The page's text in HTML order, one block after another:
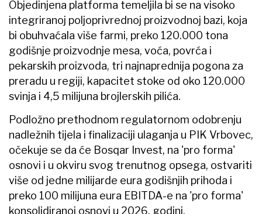
Objedinjena platforma temeljila bi se na visoko
integriranoj poljoprivrednoj proizvodnoj bazi, koja
bi obuhvaćala više farmi, preko 120.000 tona
godišnje proizvodnje mesa, voća, povrća i
pekarskih proizvoda, tri najnaprednija pogona za
preradu u regiji, kapacitet stoke od oko 120.000
svinja i 4,5 milijuna brojlerskih pilića.
Podložno prethodnom regulatornom odobrenju
nadležnih tijela i finalizaciji ulaganja u PIK Vrbovec,
očekuje se da će Bosqar Invest, na 'pro forma'
osnovi i u okviru svog trenutnog opsega, ostvariti
više od jedne milijarde eura godišnjih prihoda i
preko 100 milijuna eura EBITDA-e na 'pro forma'
konsolidiranoj osnovi u 2026. godini.